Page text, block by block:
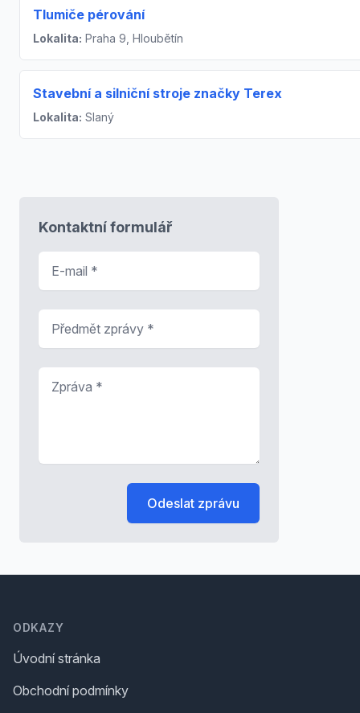
Tlumiče pérování
Lokalita: Praha 9, Hloubětín
Stavební a silniční stroje značky Terex
Lokalita: Slaný
Kontaktní formulář
Odeslat zprávu
ODKAZY
Úvodní stránka
Obchodní podmínky